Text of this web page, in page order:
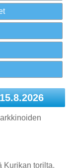
Kurikan torilta.